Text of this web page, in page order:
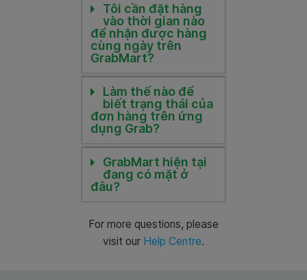
Tôi cần đặt hàng
vào thời gian nào
để nhận được hàng
cùng ngày trên
GrabMart?
Làm thế nào để
biết trạng thái của
đơn hàng trên ứng
dụng Grab?
GrabMart hiện tại
đang có mặt ở
đâu?
For more questions, please
visit our Help Centre.